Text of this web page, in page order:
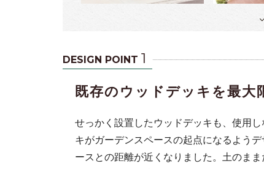
DESIGN POINT 1
既存のウッドデッキを最大
せっかく設置したウッドデッキも、使用
キがガーデンスペースの起点になるよう
ースとの距離が近くなりました。土のま